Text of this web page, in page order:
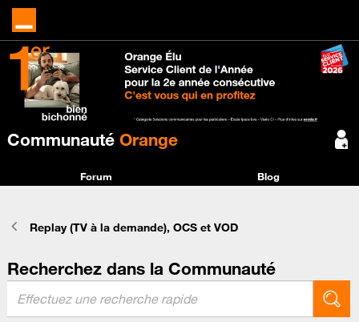
Communauté Orange
Forum Blog
Replay (TV à la demande), OCS et VOD
Recherchez dans la Communauté